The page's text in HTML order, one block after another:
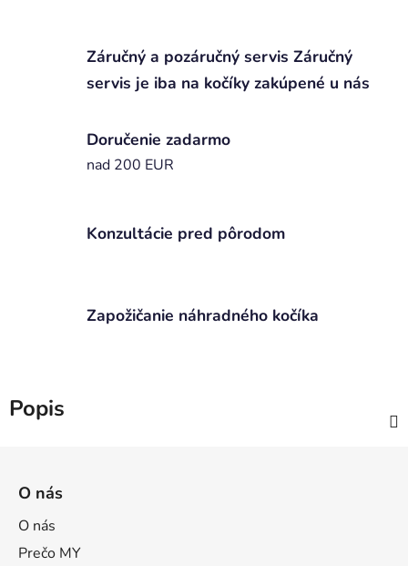
Záručný a pozáručný servis Záručný
servis je iba na kočíky zakúpené u nás
Doručenie zadarmo
nad 200 EUR
Konzultácie pred pôrodom
Zapožičanie náhradného kočíka
Popis
O nás
O nás
Prečo MY